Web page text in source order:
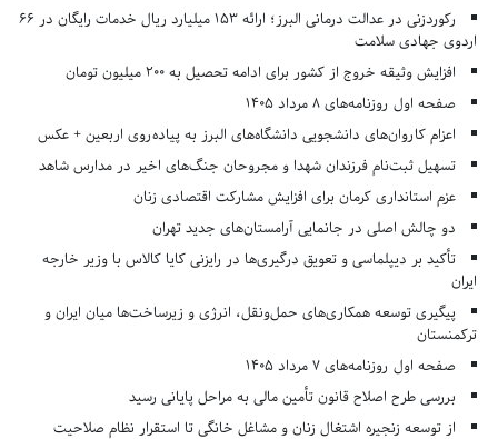
رکوردزنی در عدالت درمانی البرز؛ ارائه ۱۵۳ میلیارد ریال خدمات رایگان در ۶۶
اردوی جهادی سلامت
افزایش وثیقه خروج از کشور برای ادامه تحصیل به ۲۰۰ میلیون تومان
صفحه اول روزنامه‌های 8 مرداد 1405
اعزام کاروان‌های دانشجویی دانشگاه‌های البرز به پیاده‌روی اربعین + عکس
تسهیل ثبت‌نام فرزندان شهدا و مجروحان جنگ‌های اخیر در مدارس شاهد
عزم استانداری کرمان برای افزایش مشارکت اقتصادی زنان
دو چالش اصلی در جانمایی آرامستان‌های جدید تهران
تأکید بر دیپلماسی و تعویق درگیری‌ها در رایزنی کایا کالاس با وزیر خارجه
ایران
پیگیری توسعه همکاری‌های حمل‌ونقل، انرژی و زیرساخت‌ها میان ایران و
ترکمنستان
صفحه اول روزنامه‌های 7 مرداد 1405
بررسی طرح اصلاح قانون تأمین مالی به مراحل پایانی رسید
از توسعه زنجیره اشتغال زنان و مشاغل خانگی تا استقرار نظام صلاحیت